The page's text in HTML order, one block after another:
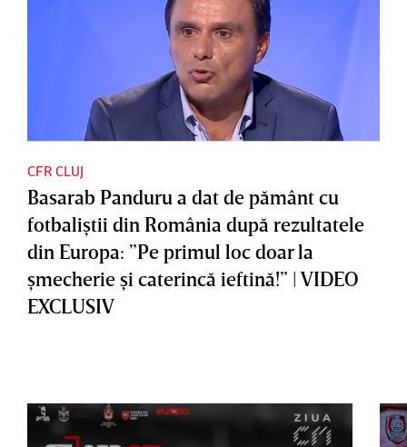
CFR CLUJ
Basarab Panduru a dat de pământ cu
fotbaliştii din România după rezultatele
din Europa: ”Pe primul loc doar la
şmecherie şi caterincă ieftină!” | VIDEO
EXCLUSIV